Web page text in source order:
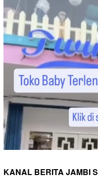
KANAL BERITA JAMBI